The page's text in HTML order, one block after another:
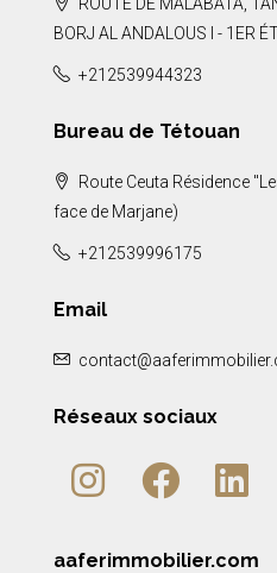
BORJ AL ANDALOUS I - 1ER
+212539944323
Bureau de Tétouan
Route Ceuta Résidence
face de Marjane)
+212539996175
Email
Réseaux sociaux
aaferimmobilier.com